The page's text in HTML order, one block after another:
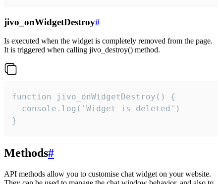
jivo_onWidgetDestroy#
Is executed when the widget is completely removed from the page.
It is triggered when calling jivo_destroy() method.
function jivo_onWidgetDestroy() {
  console.log('Widget is deleted')
}
Methods#
API methods allow you to customise chat widget on your website.